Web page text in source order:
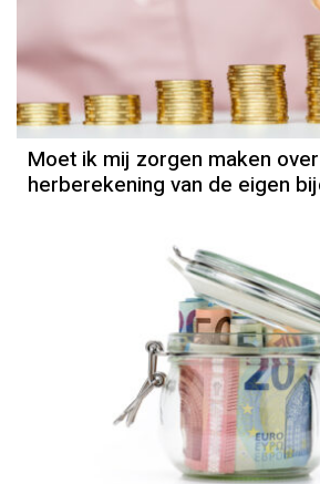
Moet ik mij zorgen maken
herberekening van de eigen
AOW